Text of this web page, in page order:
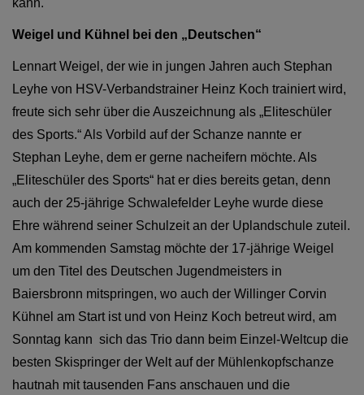
kann.
Weigel und Kühnel bei den „Deutschen“
Lennart Weigel, der wie in jungen Jahren auch Stephan
Leyhe von HSV-Verbandstrainer Heinz Koch trainiert wird,
freute sich sehr über die Auszeichnung als „Eliteschüler
des Sports.“ Als Vorbild auf der Schanze nannte er
Stephan Leyhe, dem er gerne nacheifern möchte. Als
„Eliteschüler des Sports“ hat er dies bereits getan, denn
auch der 25-jährige Schwalefelder Leyhe wurde diese
Ehre während seiner Schulzeit an der Uplandschule zuteil.
Am kommenden Samstag möchte der 17-jährige Weigel
um den Titel des Deutschen Jugendmeisters in
Baiersbronn mitspringen, wo auch der Willinger Corvin
Kühnel am Start ist und von Heinz Koch betreut wird, am
Sonntag kann sich das Trio dann beim Einzel-Weltcup die
besten Skispringer der Welt auf der Mühlenkopfschanze
hautnah mit tausenden Fans anschauen und die